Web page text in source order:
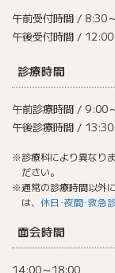
午前受付時間 / 8:30
午後受付時間 /
診療時間
午前診療時間 / 9:00
午後診療時間 / 13:30
※診療科により異なりま
ださい。
※通常の診療時間以外
は、 休日･夜間･救急
面会時間
14:00～18:00